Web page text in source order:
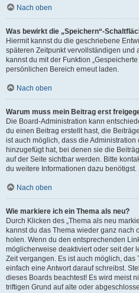
Nach oben
Was bewirkt die „Speichern“-
Hiermit kannst du die geschriebene
späteren Zeitpunkt vervollständigen und
kannst du mit der Funktion
persönlichen Bereich erneut laden.
Nach oben
Warum muss mein Beitrag erst
Die Board-Administration kann
du einen Beitrag erstellt hast, die
ist auch möglich, dass die
hinzugefügt hat, bei denen sie die
auf der Seite sichtbar werden. Bitte
du weitere Informationen dazu benötigst.
Nach oben
Wie markiere ich ein Thema als neu?
Durch Klicken des „Thema als neu
kannst du das Thema wieder ganz nach
holen. Wenn du den entsprechenden
möglicherweise deaktiviert oder seit der
Zeit vergangen. Es ist auch möglich,
einfach eine Antwort darauf schreibst.
dieses Boards beachtest! Es wird meist
triftigen Grund auf alte oder